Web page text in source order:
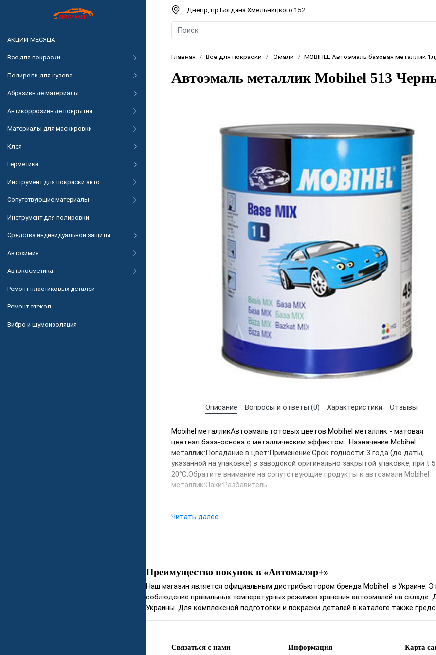
АКЦИИ-МЕСЯЦА
Все для покраски
Полироли для кузова
Абразивные материалы
Антикоррозийные покрытия
Материалы для маскировки
Клея
Герметики
Инструмент для покраски авто
Сопутствующие материалы
Инструмент для полировки
Средства индивидуальной защиты
Автохимия
Автокосметика
Ремонт пластиковых деталей
Ремонт стекол
Вибро и шумоизоляция
г. Днепр, пр.Богдана Хмельницкого 152
Главная Все для покраски Эмали MOBIHEL Автоэмаль базовая металлик
Автоэмаль металлик Mobihel 513
Описание
Вопросы и ответы (0) Характеристики Отзывы
Mobihel металликАвтоэмаль готовых цветов Mobihel металлик - матовая
цветная база-основа с металлическим эффектом. Назначение Mobihel
металлик:Попадание в цвет:Применение:Срок годности: 3 гoда (до даты,
указанной на упаковке) в заводской oригинальнo закрытoй упакoвке, при t
20°С.Обратите внимание на сопутствующие продукты к автоэмали Mobihel
металлик:Лаки:Разбавитель:
Читать далее
Преимущество покупок в «Автомаляр+»
Наш магазин является официальным дистрибьютором бренда Mobihel в Украине.
соблюдение правильных температурных режимов хранения автоэмалей на
Украины. Для комплексной подготовки и покраски деталей в каталоге также
Связаться с нами Информация Карта